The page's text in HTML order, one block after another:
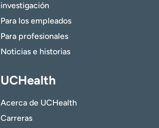
investigación
Para los empleados
Para profesionales
Noticias e historias
UCHealth
Acerca de UCHealth
Carreras